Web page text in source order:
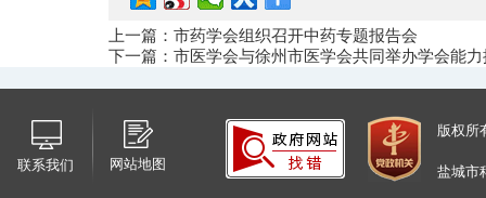
上一篇：市药学会组织召开中药专题报告会
下一篇：市医学会与徐州市医学会共同举办学会能
联系我们 网站地图
版权所
盐城市